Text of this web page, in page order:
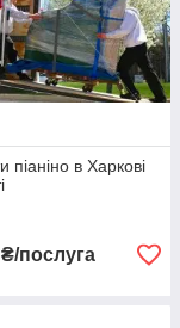
по
різних
І
НІЙ:
піаніно в Харкові
₴/послуга